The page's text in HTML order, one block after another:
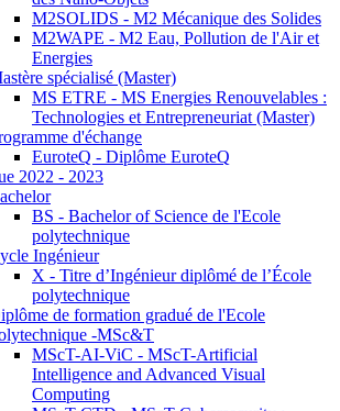
M2SOLIDS - M2 Mécanique des Solides
M2WAPE - M2 Eau, Pollution de l'Air et
Energies
spécialisé (Master)
MS ETRE - MS Energies Renouvelables :
Technologies et Entrepreneuriat (Master)
d'échange
EuroteQ - Diplôme EuroteQ
2022 - 2023
BS - Bachelor of Science de l'Ecole
polytechnique
Ingénieur
X - Titre d’Ingénieur diplômé de l’École
polytechnique
de formation gradué de l'Ecole
-MSc&T
MScT-AI-ViC - MScT-Artificial
Intelligence and Advanced Visual
Computing